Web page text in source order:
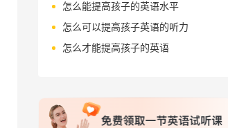
怎么能提高孩子的英语水平
怎么可以提高孩子英语的听力
怎么才能提高孩子的英语